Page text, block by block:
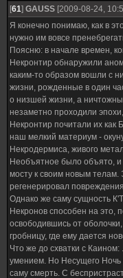
[61] GAUSS [2009-08-24,
Я конечно понимаю, как в
нужно им вовсе
Поясню: в начале времен,
Некронтир обнаружили
каким-то образом вошли с
жизни, рожденные в один
о низшей жизни, а
незаметно проходили
Некронтир почитали их как
наш мелкий материум -
Некродермиса, живого
Необъятное было объято,
мосту к своим новым
регенерировал
Однако же саму сущность
Некронов способен на это,
освободившись от
гробницу, где ему дается
Что же до схватки с Каином:
умением. Но Несущего Ночь
саму смерть. С